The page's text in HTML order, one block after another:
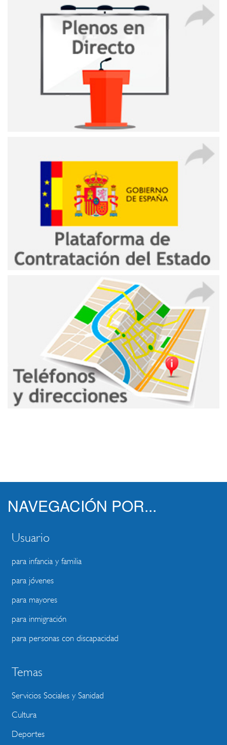
NAVEGACIÓN POR...
Usuario
para infancia y familia
para jóvenes
para mayores
para inmigración
para personas con discapacidad
Temas
Servicios Sociales y Sanidad
Cultura
Deportes